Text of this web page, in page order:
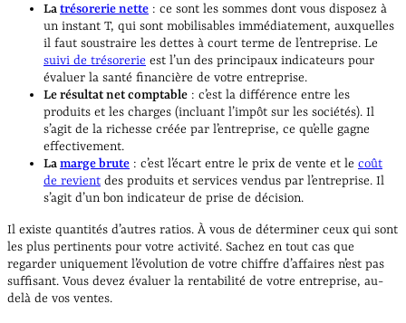
Latrésorerie nette : ce sont les sommes dont vous disposez à
un instant T, qui sont mobilisables immédiatement, auxquelles
il faut soustraire les dettes à court terme de l’entreprise. Le
suivi de trésorerie est l’un des principaux indicateurs pour
évaluer la santé financière de votre entreprise.
Le résultat net comptable : c’est la différence entre les
produits et les charges (incluant l’impôt sur les sociétés). Il
s’agit de la richesse créée par l’entreprise, ce qu’elle gagne
effectivement.
Lamarge brute : c’est l’écart entre le prix de vente et le coût
de revient des produits et services vendus par l’entreprise. Il
s’agit d’un bon indicateur de prise de décision.
Il existe quantités d’autres ratios. À vous de déterminer ceux qui sont
les plus pertinents pour votre activité. Sachez en tout cas que
regarder uniquement l’évolution de votre chiffre d’affaires n’est pas
suffisant. Vous devez évaluer la rentabilité de votre entreprise, au-
delà de vos ventes.